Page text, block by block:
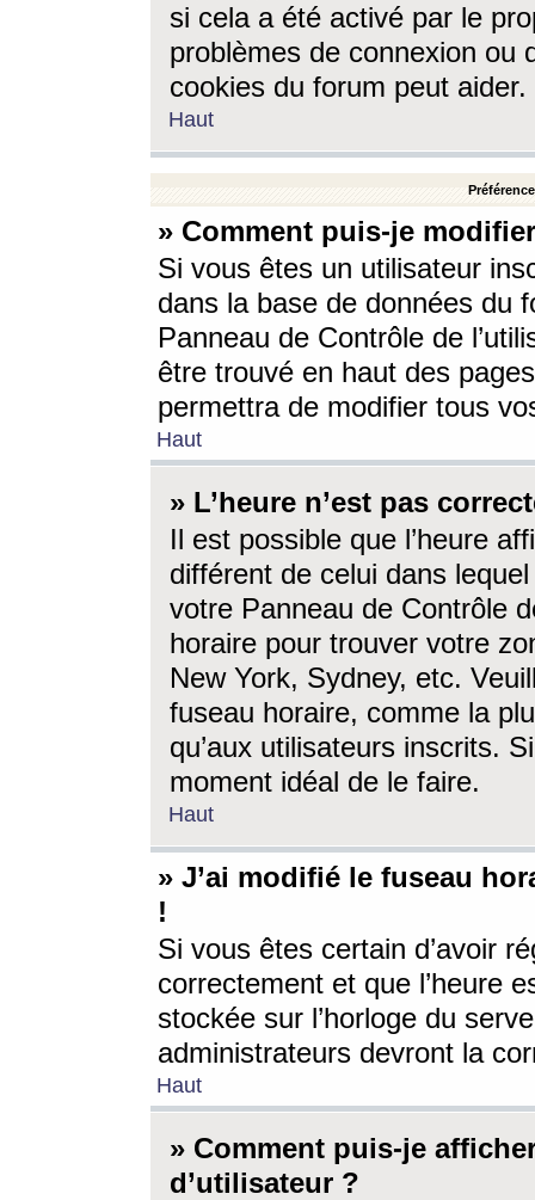
si cela a été activé par le
problèmes de connexion ou
cookies du forum peut aider.
Haut
» Comment puis-je
Si vous êtes un utilisateur
dans la base de données du
Panneau de Contrôle de
être trouvé en haut des
permettra de modifier tous
Haut
» L’heure n’est pas
Il est possible que l’heure
différent de celui dans
votre Panneau de Contrôle
horaire pour trouver votre
New York, Sydney, etc.
fuseau horaire, comme la
qu’aux utilisateurs inscrits.
moment idéal de le faire.
Haut
» J’ai modifié le fuseau
!
Si vous êtes certain d’avoir
correctement et que l’heure
stockée sur l’horloge du
administrateurs devront la
Haut
» Comment puis-je
d’utilisateur ?